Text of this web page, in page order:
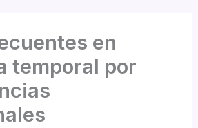
en
temporal por